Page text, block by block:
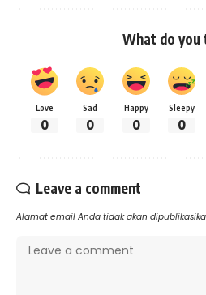
What do you
Love
0
Sad
0
Happy
0
Sleepy
0
Leave a comment
Alamat email Anda tidak akan